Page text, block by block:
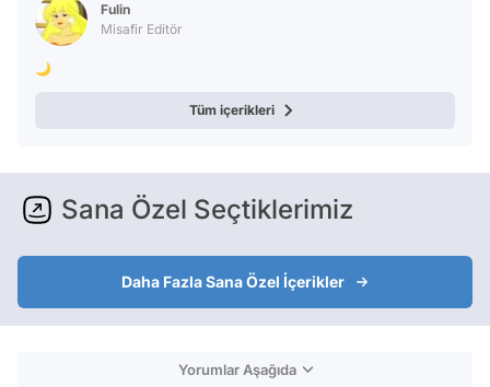
Fulin
Misafir Editör
🌙
Tüm içerikleri
Sana Özel Seçtiklerimiz
Daha Fazla Sana Özel İçerikler
Yorumlar Aşağıda